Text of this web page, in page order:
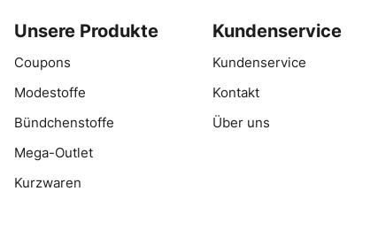
Unsere Produkte
Coupons
Modestoffe
Bündchenstoffe
Mega-Outlet
Kurzwaren
Kundenservice
Kundenservice
Kontakt
Über uns